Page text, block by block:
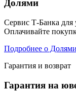
Долями
Сервис Т-Банка для
Оплачивайте
Подробнее о
Гарантия и возврат
Гарантия на